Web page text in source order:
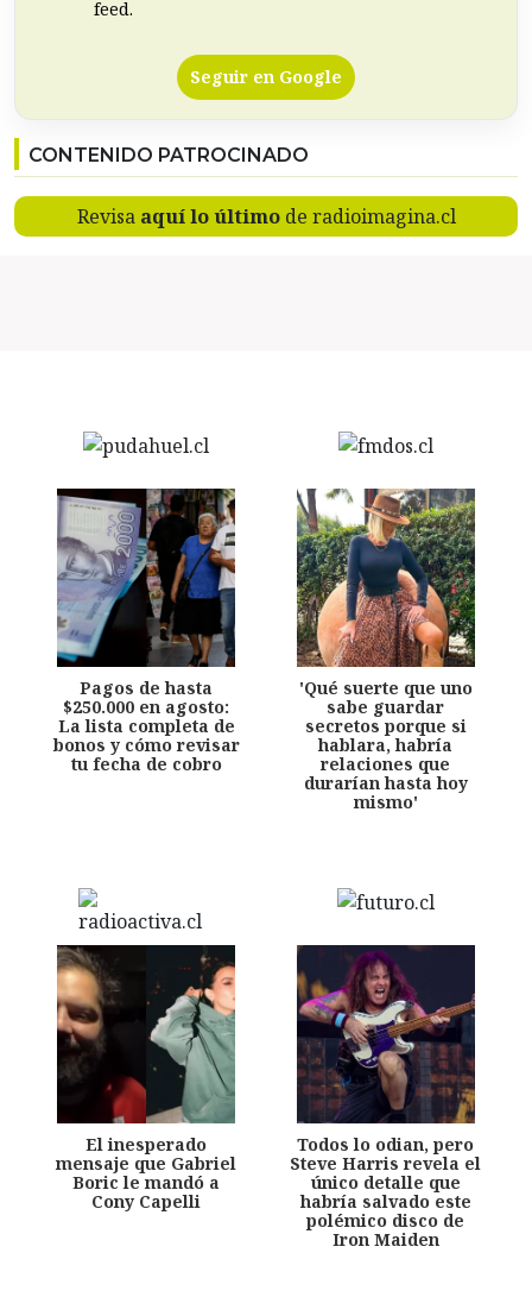
feed.
Seguir en Google
CONTENIDO PATROCINADO
Revisa aquí lo últimode radioimagina.cl
Pagos de hasta
$250.000 en agosto:
La lista completa de
bonos y cómo revisar
tu fecha de cobro
'Qué suerte que uno
sabe guardar
secretos porque si
hablara, habría
relaciones que
durarían hasta hoy
mismo'
El inesperado
mensaje que Gabriel
Boric le mandó a
Cony Capelli
Todos lo odian, pero
Steve Harris revela el
único detalle que
habría salvado este
polémico disco de
Iron Maiden